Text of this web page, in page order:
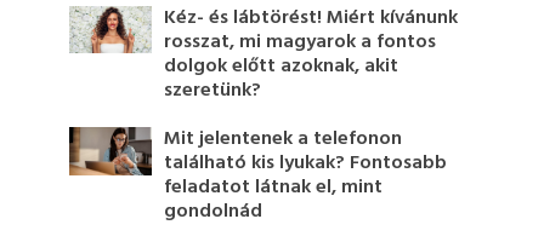
Kéz- és lábtörést! Miért kívánunk
rosszat, mi magyarok a fontos
dolgok előtt azoknak, akit
szeretünk?
Mit jelentenek a telefonon
található kis lyukak? Fontosabb
feladatot látnak el, mint
gondolnád